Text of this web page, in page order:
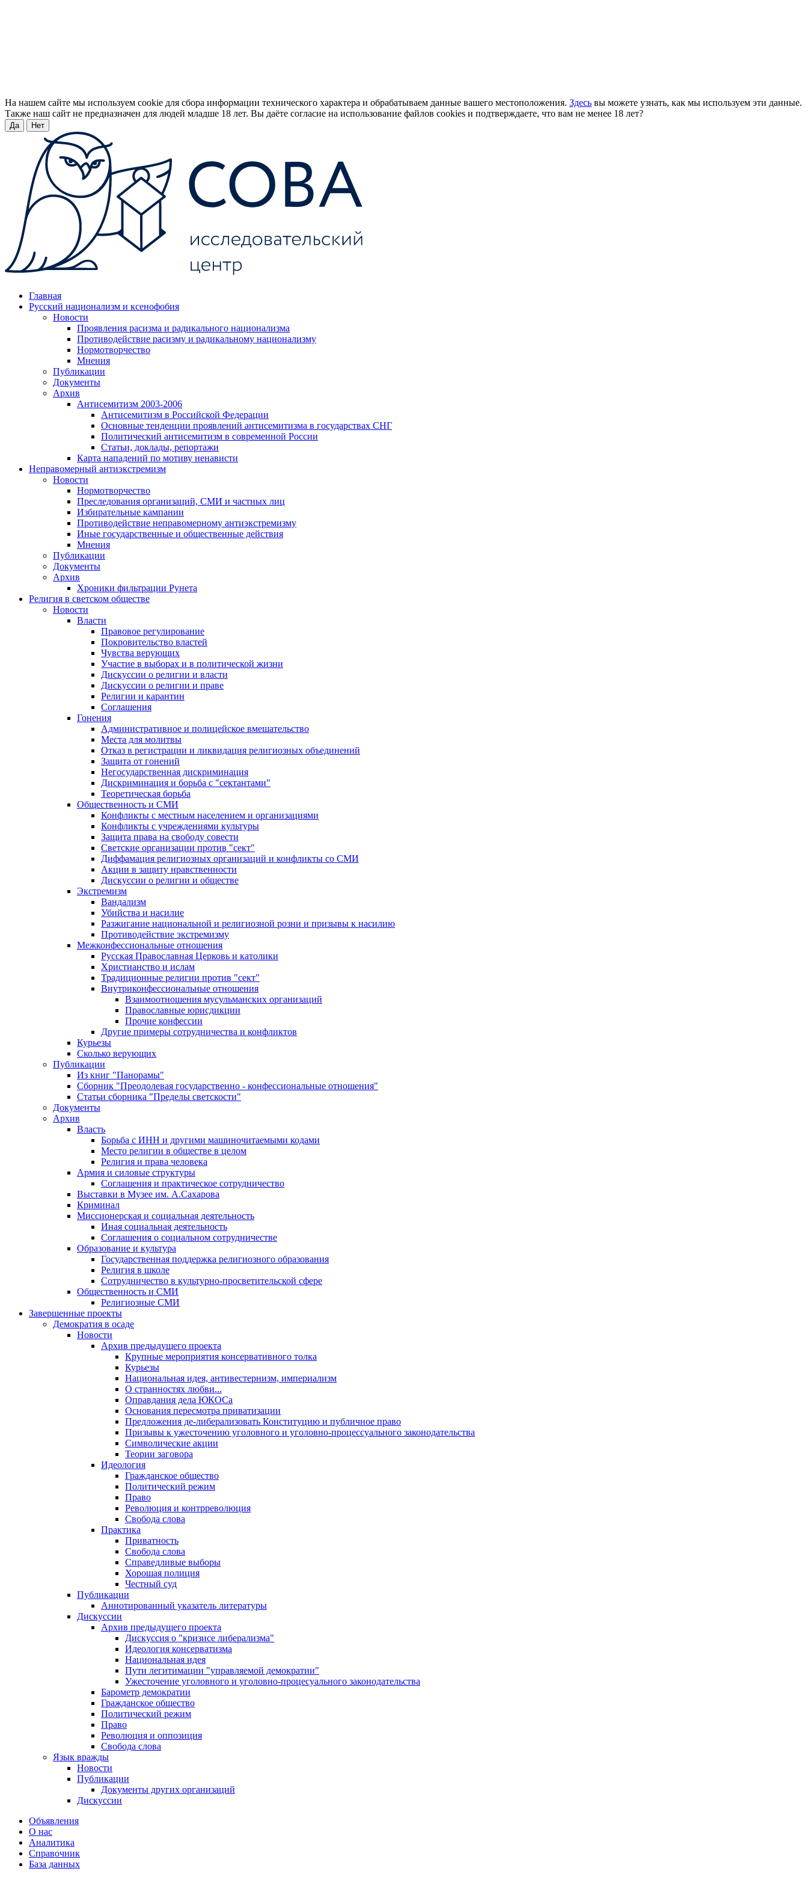
На нашем сайте мы используем cookie для сбора информации технического характера и обрабатываем данные вашего местоположения. Здесь вы можете узнать, как мы используем эти данные.
Также наш сайт не предназначен для людей младше 18 лет. Вы даёте согласие на использование файлов cookies и подтверждаете, что вам не менее 18 лет?
Да Нет
Главная
Русский национализм и ксенофобия
Новости
Проявления расизма и радикального национализма
Противодействие расизму и радикальному национализму
Нормотворчество
Мнения
Публикации
Документы
Архив
Антисемитизм 2003-2006
Антисемитизм в Российской Федерации
Основные тенденции проявлений антисемитизма в государствах СНГ
Политический антисемитизм в современной России
Статьи, доклады, репортажи
Карта нападений по мотиву ненависти
Неправомерный антиэкстремизм
Новости
Нормотворчество
Преследования организаций, СМИ и частных лиц
Избирательные кампании
Противодействие неправомерному антиэкстремизму
Иные государственные и общественные действия
Мнения
Публикации
Документы
Архив
Хроники фильтрации Рунета
Религия в светском обществе
Новости
Власти
Правовое регулирование
Покровительство властей
Чувства верующих
Участие в выборах и в политической жизни
Дискуссии о религии и власти
Дискуссии о религии и праве
Религии и карантин
Соглашения
Гонения
Административное и полицейское вмешательство
Места для молитвы
Отказ в регистрации и ликвидация религиозных объединений
Защита от гонений
Негосударственная дискриминация
Дискриминация и борьба с "сектантами"
Теоретическая борьба
Общественность и СМИ
Конфликты с местным населением и организациями
Конфликты с учреждениями культуры
Защита права на свободу совести
Светские организации против "сект"
Диффамация религиозных организаций и конфликты со СМИ
Акции в защиту нравственности
Дискуссии о религии и обществе
Экстремизм
Вандализм
Убийства и насилие
Разжигание национальной и религиозной розни и призывы к насилию
Противодействие экстремизму
Межконфессиональные отношения
Русская Православная Церковь и католики
Христианство и ислам
Традиционные религии против "сект"
Внутриконфессиональные отношения
Взаимоотношения мусульманских организаций
Православные юрисдикции
Прочие конфессии
Другие примеры сотрудничества и конфликтов
Курьезы
Сколько верующих
Публикации
Из книг "Панорамы"
Сборник "Преодолевая государственно - конфессиональные отношения"
Статьи сборника "Пределы светскости"
Документы
Архив
Власть
Борьба с ИНН и другими машиночитаемыми кодами
Место религии в обществе в целом
Религия и права человека
Армия и силовые структуры
Соглашения и практическое сотрудничество
Выставки в Музее им. А.Сахарова
Криминал
Миссионерская и социальная деятельность
Иная социальная деятельность
Соглашения о социальном сотрудничестве
Образование и культура
Государственная поддержка религиозного образования
Религия в школе
Сотрудничество в культурно-просветительской сфере
Общественность и СМИ
Религиозные СМИ
Завершенные проекты
Демократия в осаде
Новости
Архив предыдущего проекта
Крупные мероприятия консервативного толка
Курьезы
Национальная идея, антивестернизм, империализм
О странностях любви...
Оправдания дела ЮКОСа
Основания пересмотра приватизации
Предложения де-либерализовать Конституцию и публичное право
Призывы к ужесточению уголовного и уголовно-процессуального законодательства
Символические акции
Теории заговора
Идеология
Гражданское общество
Политический режим
Право
Революция и контрреволюция
Свобода слова
Практика
Приватность
Свобода слова
Справедливые выборы
Хорошая полиция
Честный суд
Публикации
Аннотированный указатель литературы
Дискуссии
Архив предыдущего проекта
Дискуссия о "кризисе либерализма"
Идеология консерватизма
Национальная идея
Пути легитимации "управляемой демократии"
Ужесточение уголовного и уголовно-процесуального законодательства
Барометр демократии
Гражданское общество
Политический режим
Право
Революция и оппозиция
Свобода слова
Язык вражды
Новости
Публикации
Документы других организаций
Дискуссии
Объявления
О нас
Аналитика
Справочник
База данных